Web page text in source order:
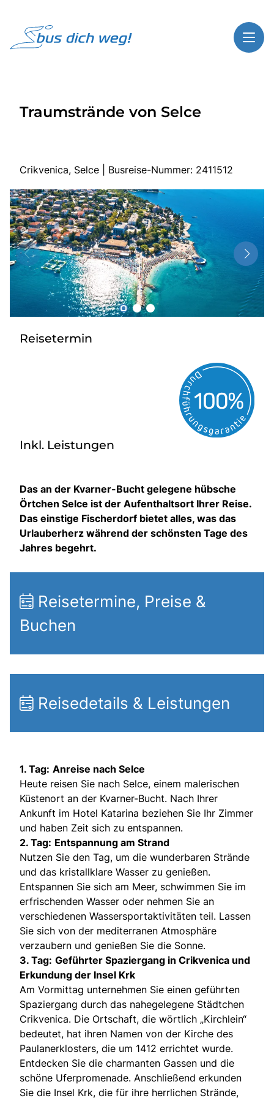
Highlights
Start
Busreisen
Bus mieten
Gutscheinshop
Über bus dich weg!
Radio!
Deutschland
Traumstrände von Selce
Crikvenica, Selce | Busreise-Nummer: 2411512
Reisetermin
Inkl. Leistungen
Das an der Kvarner-Bucht gelegene hübsche
Örtchen Selce ist der Aufenthaltsort Ihrer Reise.
Das einstige Fischerdorf bietet alles, was das
Urlauberherz während der schönsten Tage des
Jahres begehrt.
Reisetermine, Preise &
Buchen
Reisedetails & Leistungen
1. Tag: Anreise nach Selce
Heute reisen Sie nach Selce, einem malerischen
Küstenort an der Kvarner-Bucht. Nach Ihrer
Ankunft im Hotel Katarina beziehen Sie Ihr Zimmer
und haben Zeit sich zu entspannen.
2. Tag: Entspannung am Strand
Nutzen Sie den Tag, um die wunderbaren Strände
und das kristallklare Wasser zu genießen.
Entspannen Sie sich am Meer, schwimmen Sie im
erfrischenden Wasser oder nehmen Sie an
verschiedenen Wassersportaktivitäten teil. Lassen
Sie sich von der mediterranen Atmosphäre
verzaubern und genießen Sie die Sonne.
3. Tag: Geführter Spaziergang in Crikvenica und
Erkundung der Insel Krk
Am Vormittag unternehmen Sie einen geführten
Spaziergang durch das nahegelegene Städtchen
Crikvenica. Die Ortschaft, die wörtlich „Kirchlein“
bedeutet, hat ihren Namen von der Kirche des
Paulanerklosters, die um 1412 errichtet wurde.
Entdecken Sie die charmanten Gassen und die
schöne Uferpromenade. Anschließend erkunden
Sie die Insel Krk, die für ihre herrlichen Strände,